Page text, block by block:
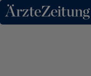
Direkt zum Inhaltsbereich